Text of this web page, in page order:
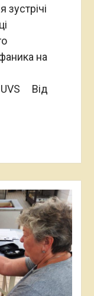
на
Від